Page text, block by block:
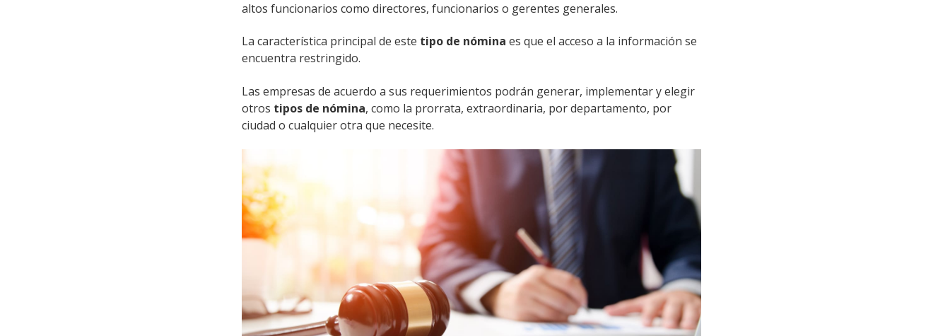
altos funcionarios como directores, funcionarios o gerentes generales.
La característica principal de este tipo de nómina es que el acceso a la información se
encuentra restringido.
Las empresas de acuerdo a sus requerimientos podrán generar, implementar y elegir
otros tipos de nómina, como la prorrata, extraordinaria, por departamento, por
ciudad o cualquier otra que necesite.